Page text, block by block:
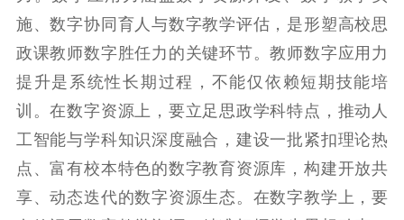
用
新闻出版
精品出版 全民阅读
出版监管
扫黄打非
电影工作
施、数字协同育人与数字教学评估，是形塑高校思
政课教师数字胜任力的关键环节。教师数字应用力
提升是系统性长期过程，不能仅依赖短期技能培
训。在数字资源上，要立足思政学科特点，推动人
工智能与学科知识深度融合，建设一批紧扣理论热
点、富有校本特色的数字教育资源库，构建开放共
享、动态迭代的数字资源生态。在数字教学上，要